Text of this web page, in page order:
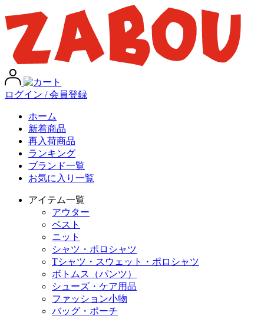
ログイン / 会員登録
ホーム
新着商品
再入荷商品
ランキング
ブランド一覧
お気に入り一覧
アイテム一覧
アウター
ベスト
ニット
シャツ・ポロシャツ
Tシャツ・スウェット・ポロシャツ
ボトムス（パンツ）
シューズ・ケア用品
ファッション小物
バッグ・ポーチ